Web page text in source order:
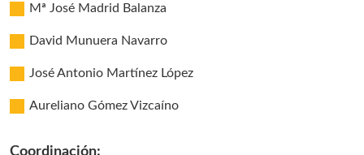
Mª José Madrid Balanza
David Munuera Navarro
José Antonio Martínez López
Aureliano Gómez Vizcaíno
Coordinación: